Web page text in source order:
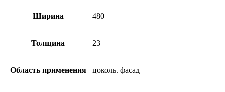
Ширина 480
Толщина 23
Область применения цоколь. фасад